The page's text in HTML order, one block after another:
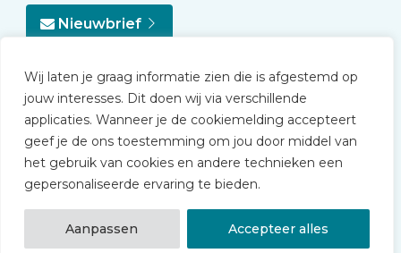
Wij laten je graag informatie zien die is afgestemd op
jouw interesses. Dit doen wij via verschillende
applicaties. Wanneer je de cookiemelding accepteert
geef je de ons toestemming om jou door middel van
het gebruik van cookies en andere technieken een
gepersonaliseerde ervaring te bieden.
Aanpassen
Accepteer alles
Nieuwbrief
© 2026 NVD
Privacy statement
Disclaimer